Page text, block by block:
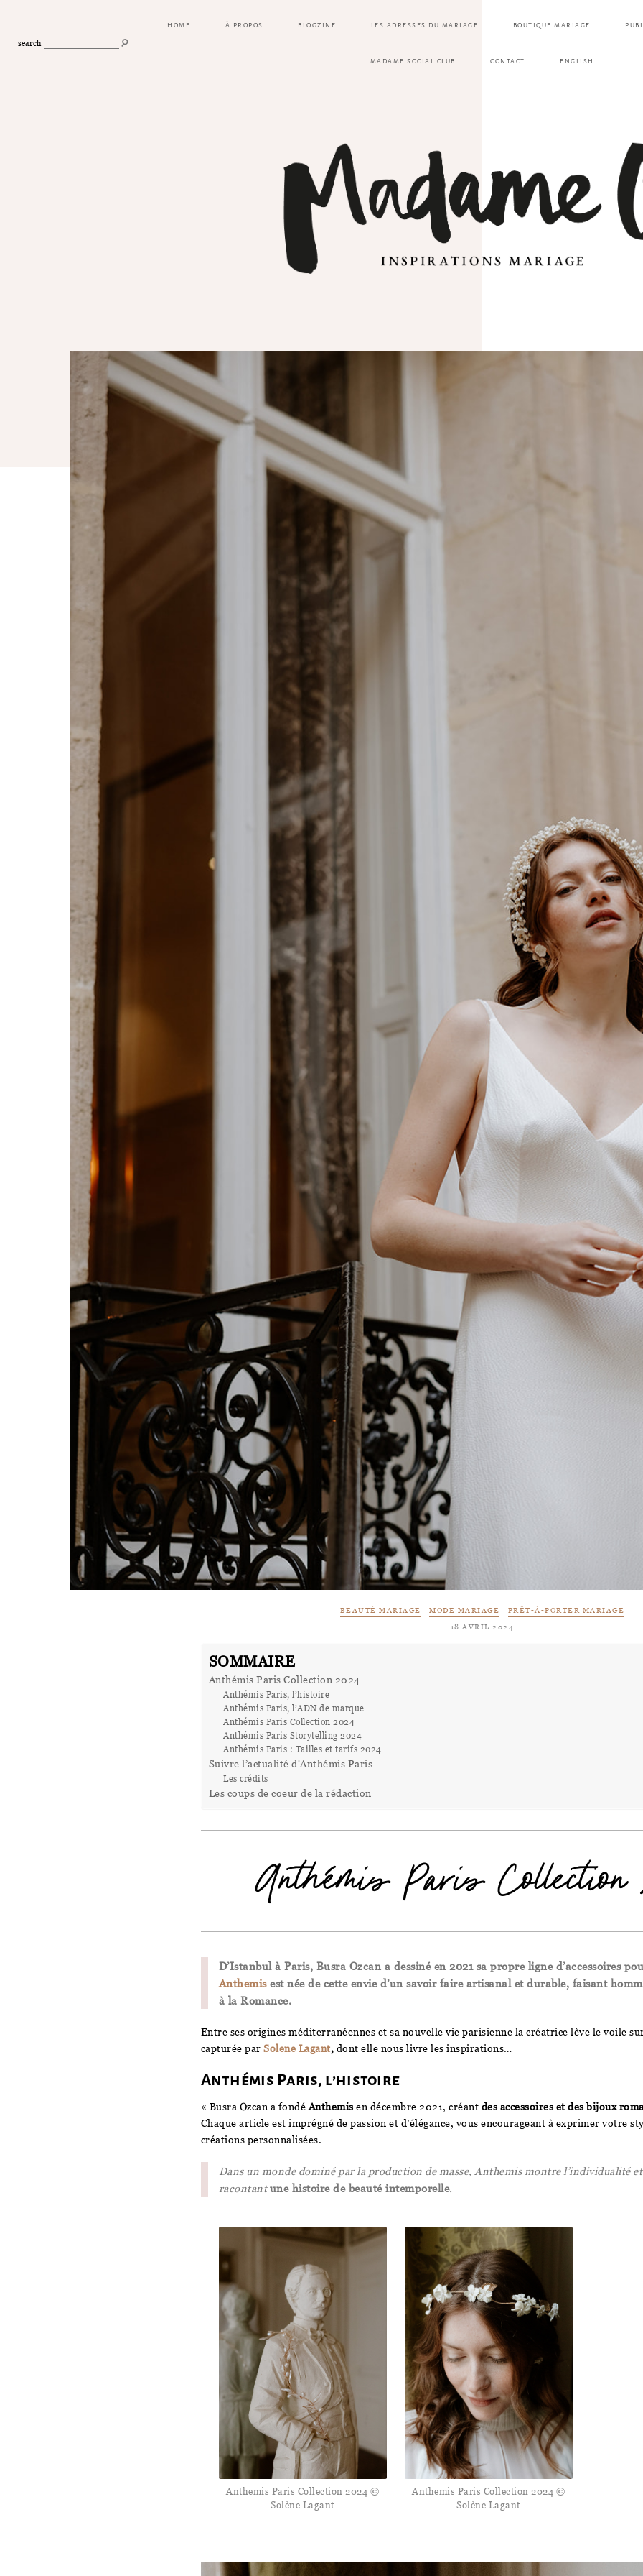
search
HOME À PROPOS BLOGZINE LES ADRESSES DU MARIAGE BOUTIQUE MARIAGE
MADAME SOCIAL CLUB CONTACT ENGLISH
BEAUTÉ MARIAGE MODE MARIAGE
PRÊT-À-PORTER MARIAGE
18 AVRIL 2024
SOMMAIRE
Anthémis Paris Collection 2024
Anthémis Paris, l’histoire
Anthémis Paris, l’ADN de marque
Anthémis Paris Collection 2024
Anthémis Paris Storytelling 2024
Anthémis Paris : Tailles et tarifs 2024
Suivre l’actualité d'Anthémis Paris
Les crédits
Les coups de coeur de la rédaction
Anthémis Paris Collection
D’Istanbul à Paris, Busra Ozcan a dessiné en 2021 sa propre ligne d’accessoires
Anthemisest née de cette envie d’un savoir faire artisanal et durable, faisant
à la Romance.
Entre ses origines méditerranéennes et sa nouvelle vie parisienne la créatrice lève le voile
capturée par Solene Lagant, dont elle nous livre les inspirations…
Anthémis Paris, l’histoire
« Busra Ozcan a fondéAnthemis en décembre 2021, créant des accessoires et des bijoux
Chaque article est imprégné de passion et d’élégance, vous encourageant à exprimer votre
créations personnalisées.
Dans un monde dominé par la production de masse, Anthemis montre l’individualité et
racontantune histoire de beauté intemporelle.
Anthemis Paris Collection 2024 ©
Solène Lagant
Anthemis Paris Collection 2024 ©
Solène Lagant